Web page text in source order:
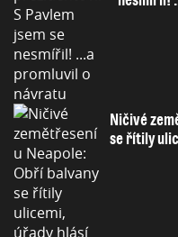
Ničivé
se řítily